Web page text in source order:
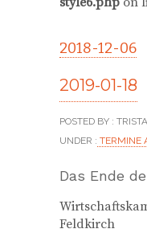
2018-12-06
2019-01-18
POSTED BY :
UNDER : TERMINE
Das Ende
Feldkirch